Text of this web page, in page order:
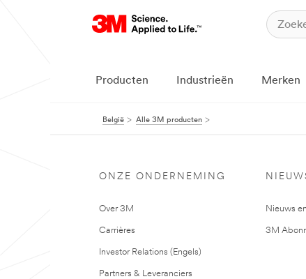
Producten Industrieën Merken
België Alle 3M producten
ONZE ONDERNEMING
Over 3M
Carrières
Investor Relations (Engels)
Partners & Leveranciers
Nieuws
3M